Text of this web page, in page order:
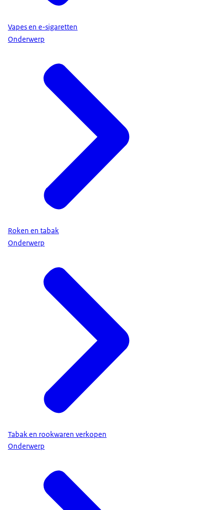
Vapes en e-sigaretten
Onderwerp
Roken en tabak
Onderwerp
Tabak en rookwaren verkopen
Onderwerp